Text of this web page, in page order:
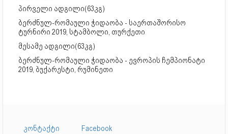
პირველი ადგილი(63კგ)
ბერძნულ-რომაული ჭიდაობა - საერთაშორისო
ტურნირი 2019, სტამბოლი, თურქეთი
მესამე ადგილი(63კგ)
ბერძნულ-რომაული ჭიდაობა - ევროპის ჩემპიონატი
2019, ბუქარესტი, რუმინეთი
კონტაქტი
Facebook